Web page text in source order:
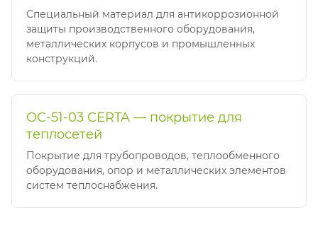
Специальный материал для антикоррозионной
защиты производственного оборудования,
металлических корпусов и промышленных
конструкций.
ОС-51-03 CERTA — покрытие для
теплосетей
Покрытие для трубопроводов, теплообменного
оборудования, опор и металлических элементов
систем теплоснабжения.